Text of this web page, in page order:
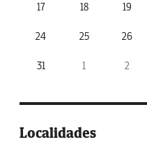
17 18 19
24 25 26
31 1 2
Localidades